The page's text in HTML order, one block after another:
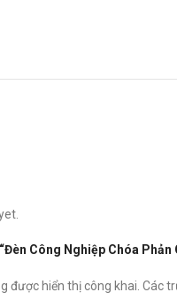
Công Nghiệp Chóa Phản
được hiển thị công khai. Các